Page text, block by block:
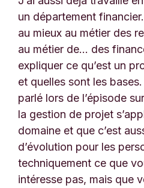
un département
au mieux au métier des
au métier de… des
expliquer ce qu’est un
et quelles sont les
parlé lors de l’épisode
la gestion de projet
domaine et que c’est
d’évolution pour les
techniquement ce que
intéresse pas, mais que